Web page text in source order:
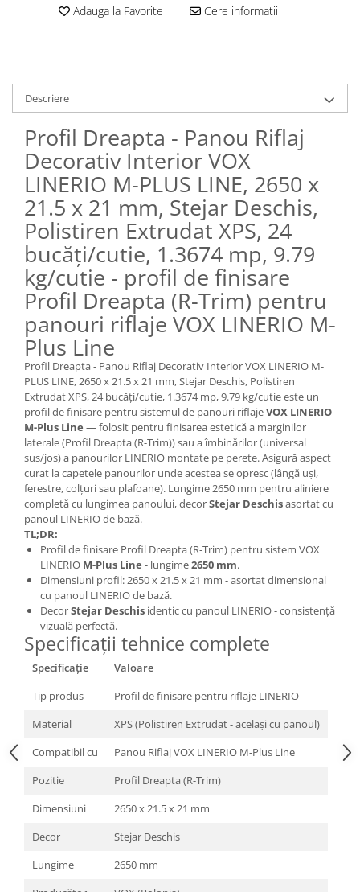
Adauga la Favorite Cere informatii
Descriere
Profil Dreapta - Panou Riflaj
Decorativ Interior VOX
LINERIO M-PLUS LINE, 2650 x
21.5 x 21 mm, Stejar Deschis,
Polistiren Extrudat XPS, 24
bucăți/cutie, 1.3674 mp, 9.79
kg/cutie - profil de finisare
Profil Dreapta (R-Trim) pentru
panouri riflaje VOX LINERIO M-
Plus Line
Profil Dreapta - Panou Riflaj Decorativ Interior VOX LINERIO M-
PLUS LINE, 2650 x 21.5 x 21 mm, Stejar Deschis, Polistiren
Extrudat XPS, 24 bucăți/cutie, 1.3674 mp, 9.79 kg/cutie este un
profil de finisare pentru sistemul de panouri riflajeVOX LINERIO
M-Plus Line — folosit pentru finisarea estetică a marginilor
laterale (Profil Dreapta (R-Trim)) sau a îmbinărilor (universal
sus/jos) a panourilor LINERIO montate pe perete. Asigură aspect
curat la capetele panourilor unde acestea se opresc (lângă uși,
ferestre, colțuri sau plafoane). Lungime 2650 mm pentru aliniere
completă cu lungimea panoului, decorStejar Deschisasortat cu
panoul LINERIO de bază.
TL;DR:
Profil de finisare Profil Dreapta (R-Trim) pentru sistem VOX
LINERIO M-Plus Line - lungime2650 mm.
Dimensiuni profil: 2650 x 21.5 x 21 mm - asortat dimensional
cu panoul LINERIO de bază.
DecorStejar Deschis identic cu panoul LINERIO - consistență
vizuală perfectă.
Specificații tehnice complete
Specificație
Valoare
Tip produs
Profil de finisare pentru riflaje LINERIO
Material
XPS (Polistiren Extrudat - același cu panoul)
Compatibil cu
Panou Riflaj VOX LINERIO M-Plus Line
Pozitie
Profil Dreapta (R-Trim)
Dimensiuni
2650 x 21.5 x 21 mm
Decor
Stejar Deschis
Lungime
2650 mm